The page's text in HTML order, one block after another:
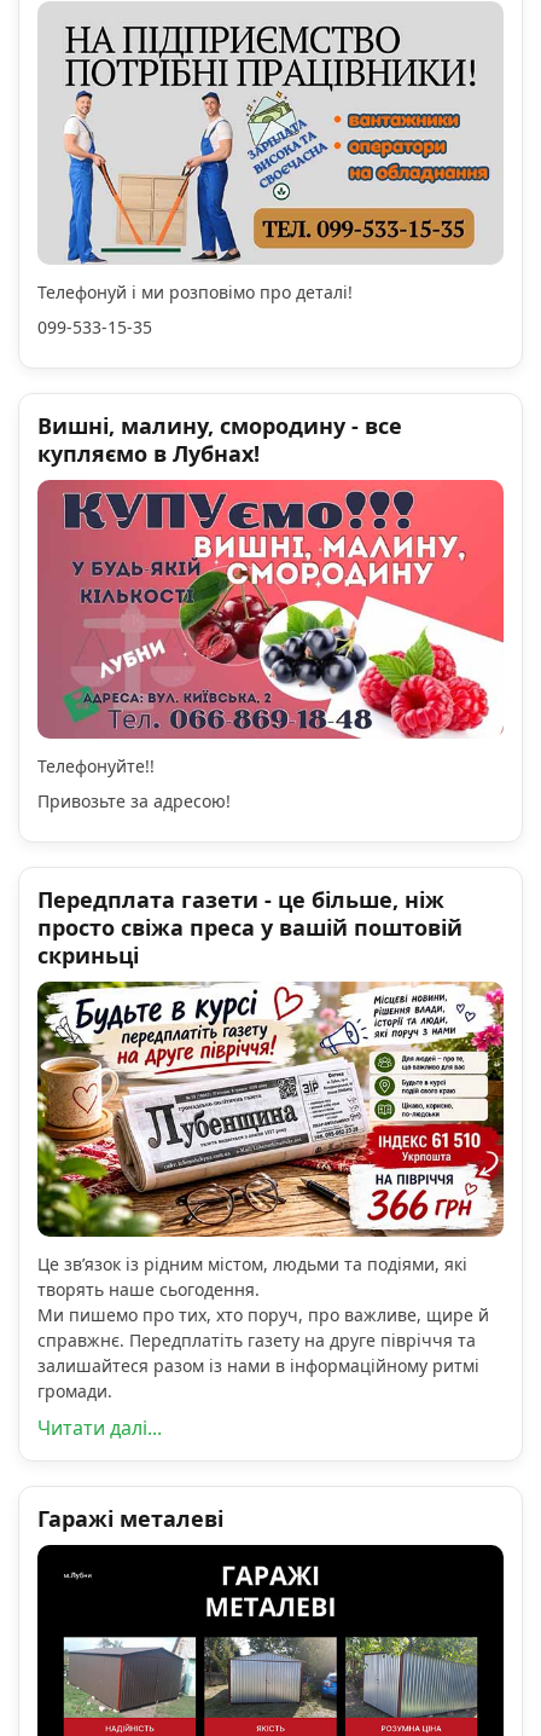
Телефонуй і ми розповімо про деталі!
099-533-15-35
Вишні, малину, смородину - все
купляємо в Лубнах!
Телефонуйте!!
Привозьте за адресою!
Передплата газети - це більше, ніж
просто свіжа преса у вашій поштовій
скриньці
Це зв’язок із рідним містом, людьми та подіями, які
творять наше сьогодення.
Ми пишемо про тих, хто поруч, про важливе, щире й
справжнє. Передплатіть газету на друге півріччя та
залишайтеся разом із нами в інформаційному ритмі
громади.
Читати далі...
Гаражі металеві